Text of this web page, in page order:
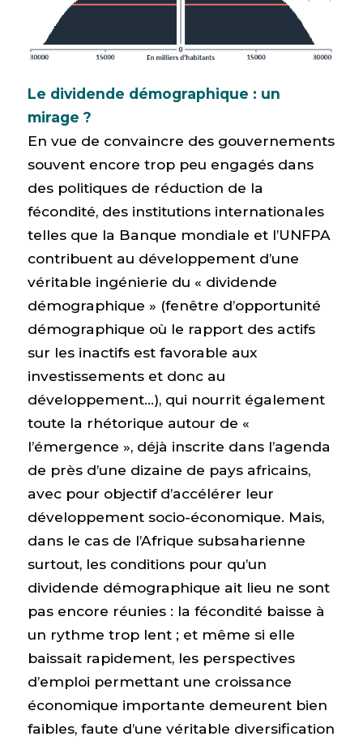
Le dividende démographique : un
mirage ?
En vue de convaincre des gouvernements
souvent encore trop peu engagés dans
des politiques de réduction de la
fécondité, des institutions internationales
telles que la Banque mondiale et l’UNFPA
contribuent au développement d’une
véritable ingénierie du « dividende
démographique » (fenêtre d’opportunité
démographique où le rapport des actifs
sur les inactifs est favorable aux
investissements et donc au
développement…), qui nourrit également
toute la rhétorique autour de «
l’émergence », déjà inscrite dans l’agenda
de près d’une dizaine de pays africains,
avec pour objectif d’accélérer leur
développement socio-économique. Mais,
dans le cas de l’Afrique subsaharienne
surtout, les conditions pour qu’un
dividende démographique ait lieu ne sont
pas encore réunies : la fécondité baisse à
un rythme trop lent ; et même si elle
baissait rapidement, les perspectives
d’emploi permettant une croissance
économique importante demeurent bien
faibles, faute d’une véritable diversification